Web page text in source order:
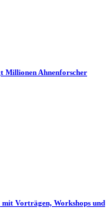
Millionen Ahnenforscher
Vorträgen, Workshops und